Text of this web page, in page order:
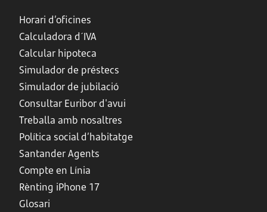
Horari d’oficines
Calculadora d´IVA
Calcular hipoteca
Simulador de préstecs
Simulador de jubilació
Consultar Euribor d'avui
Treballa amb nosaltres
Política social d’habitatge
Santander Agents
Compte en Línia
Rènting iPhone 17
Glosari